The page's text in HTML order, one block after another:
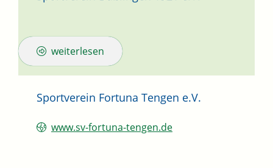
weiterlesen
Sportverein Fortuna Tengen e.V.
www.sv-fortuna-tengen.de